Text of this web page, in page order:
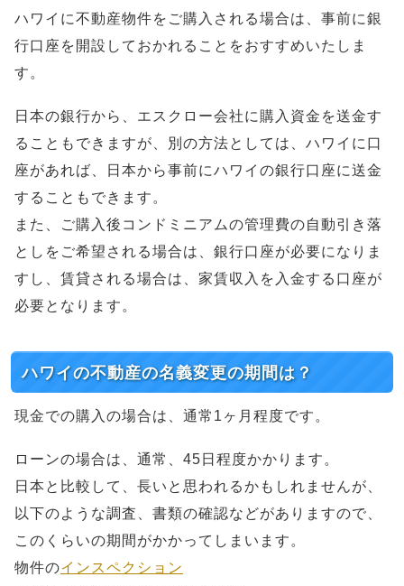
ハワイに不動産物件をご購入される場合は、事前に銀
行口座を開設しておかれることをおすすめいたしま
す。
日本の銀行から、エスクロー会社に購入資金を送金す
ることもできますが、別の方法としては、ハワイに口
座があれば、日本から事前にハワイの銀行口座に送金
することもできます。
また、ご購入後コンドミニアムの管理費の自動引き落
としをご希望される場合は、銀行口座が必要になりま
すし、賃貸される場合は、家賃収入を入金する口座が
必要となります。
ハワイの不動産の名義変更の期間は？
現金での購入の場合は、通常1ヶ月程度です。
ローンの場合は、通常、45日程度かかります。
日本と比較して、長いと思われるかもしれませんが、
以下のような調査、書類の確認などがありますので、
このくらいの期間がかかってしまいます。
物件のインスペクション